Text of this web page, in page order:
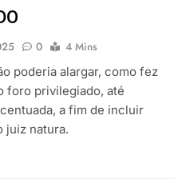
0
4 Mins
poderia alargar, como fez
foro privilegiado, até
a fim de incluir
juiz natura.